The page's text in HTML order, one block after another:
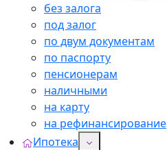
без залога
под залог
по двум документам
по паспорту
пенсионерам
наличными
на карту
на рефинансирование
Ипотека